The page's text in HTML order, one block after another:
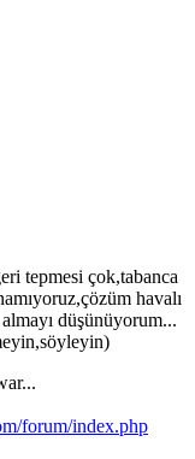
tepmesi çok,tabanca
havalı
düşünüyorum...
forum/index.php